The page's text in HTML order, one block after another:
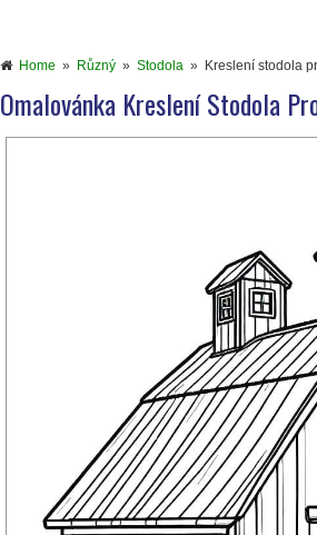
Home » Různý » Stodola » Kreslení stodola
Omalovánka Kreslení Stodola